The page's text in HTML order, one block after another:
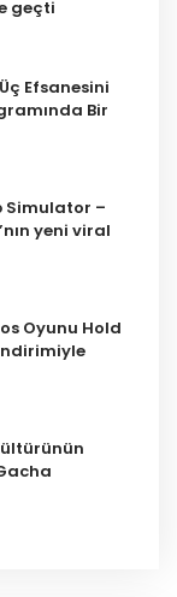
geçti
Efsanesini
Bir
Simulator –
yeni viral
Oyunu Hold
İndirimiyle